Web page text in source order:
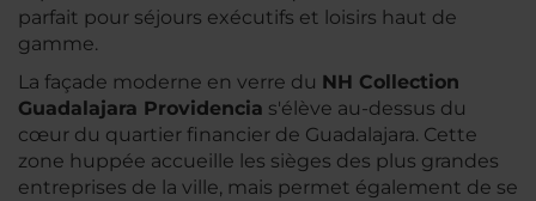
parfait pour séjours exécutifs et loisirs haut de
gamme.
La façade moderne en verre du NH Collection
Guadalajara Providencia s'élève au-dessus du
cœur du quartier financier de Guadalajara. Cette
zone huppée accueille les sièges des plus grandes
entreprises de la ville, mais permet également de se